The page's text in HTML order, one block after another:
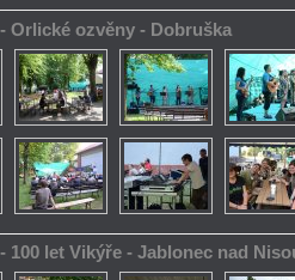
- Orlické ozvěny - Dobruška
- 100 let Vikýře - Jablonec nad